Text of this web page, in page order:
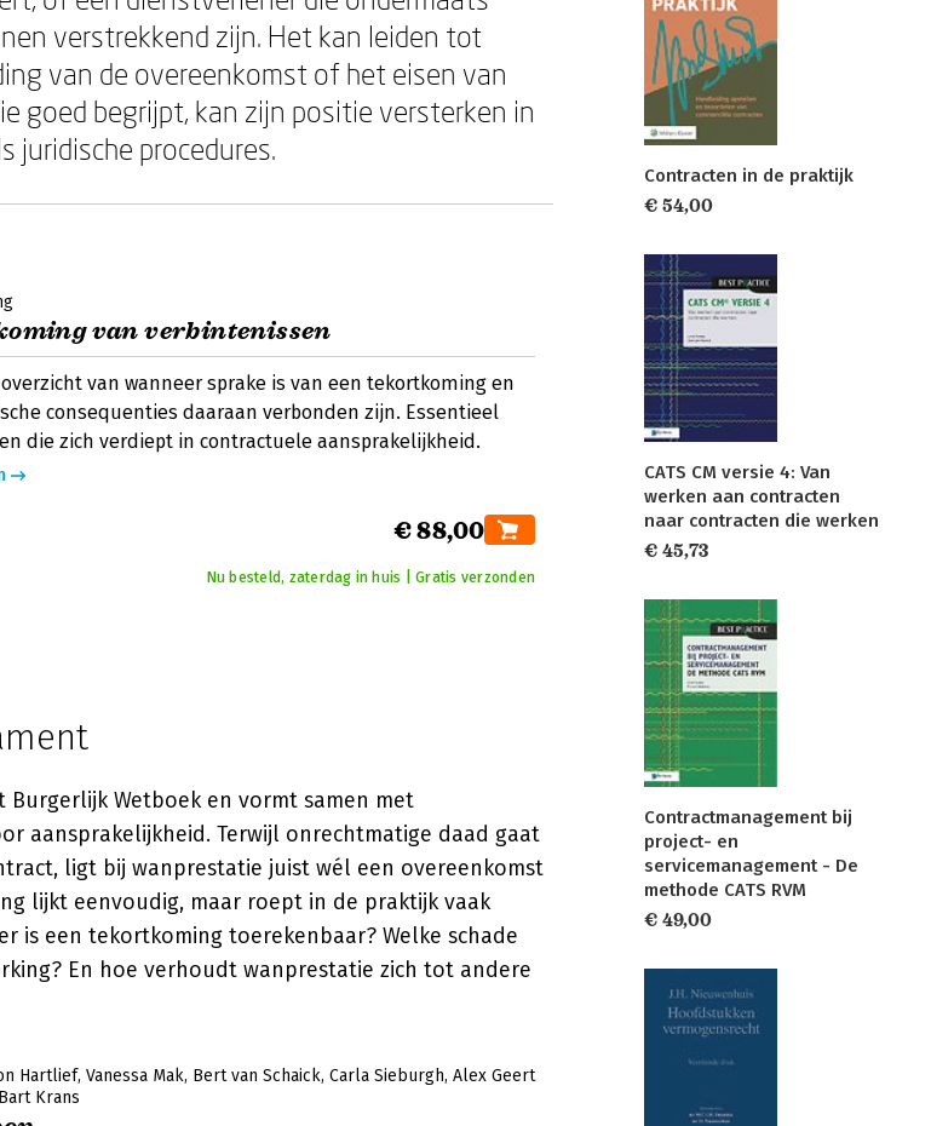
verstrekkend zijn. Het kan leiden tot
van de overeenkomst of het eisen van
goed begrijpt, kan zijn positie versterken in
juridische procedures.
van verbintenissen
van wanneer sprake is van een tekortkoming en
consequenties daaraan verbonden zijn. Essentieel
die zich verdiept in contractuele aansprakelijkheid.
€ 88,00
Nu besteld, zaterdag in huis | Gratis verzonden
Wetboek en vormt samen met
aansprakelijkheid. Terwijl onrechtmatige daad gaat
ligt bij wanprestatie juist wél een overeenkomst
lijkt eenvoudig, maar roept in de praktijk vaak
is een tekortkoming toerekenbaar? Welke schade
En hoe verhoudt wanprestatie zich tot andere
Hartlief Vanessa Mak Bert van Schaick Carla Sieburgh Alex Geert
Bart Krans
Contracten in de praktijk
€ 54,00
CATS CM versie 4: Van
werken aan contracten
naar contracten die werken
€ 45,73
Contractmanagement bij
project- en
servicemanagement - De
methode CATS RVM
€ 49,00